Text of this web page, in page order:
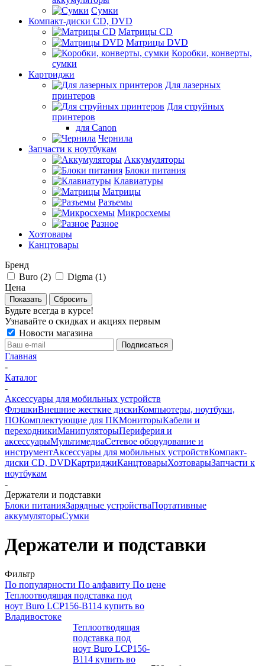
Сумки
Компакт-диски CD, DVD
Матрицы CD
Матрицы DVD
Коробки, конверты,
сумки
Картриджи
Для лазерных
принтеров
Для струйных
принтеров
для Canon
Чернила
Запчасти к ноутбукам
Аккумуляторы
Блоки питания
Клавиатуры
Матрицы
Разъемы
Микросхемы
Разное
Хозтовары
Канцтовары
Бренд
Buro (2) Digma (1)
Цена
Сбросить
Будьте всегда в курсе!
Узнавайте о скидках и акциях первым
Новости магазина
Главная
-
Каталог
-
Аксессуары для мобильных устройств
ФлэшкиВнешние жесткие дискиКомпьютеры, ноутбуки,
ПОКомплектующие для ПКМониторыКабели и
переходникиМанипуляторыПериферия и
аксессуарыМультимедиаСетевое оборудование и
инструментАксессуары для мобильных устройствКомпакт-
диски CD, DVDКартриджиКанцтоварыХозтоварыЗапчасти к
ноутбукам
-
Держатели и подставки
Блоки питанияЗарядные устройстваПортативные
аккумуляторыСумки
Держатели и подставки
Фильтр
По популярности По алфавиту По цене
Теплоотводящая подставка под
ноут Buro LCP156-B114 купить во
Владивостоке
Теплоотводящая
подставка под
ноут Buro LCP156-
B114 купить во